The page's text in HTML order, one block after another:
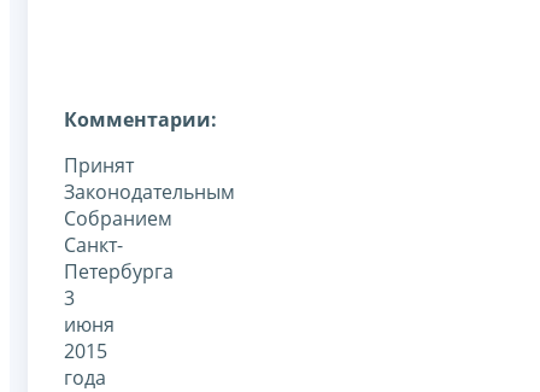
Комментарии:
Принят
Законодательным
Собранием
Санкт-
Петербурга
3
июня
2015
года